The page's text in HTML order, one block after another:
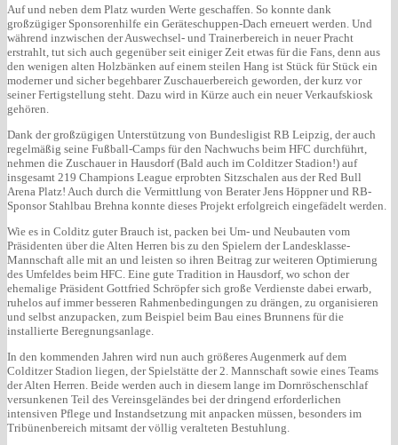
Auf und neben dem Platz wurden Werte geschaffen. So konnte dank
großzügiger Sponsorenhilfe ein Geräteschuppen-Dach erneuert werden. Und
während inzwischen der Auswechsel- und Trainerbereich in neuer Pracht
erstrahlt, tut sich auch gegenüber seit einiger Zeit etwas für die Fans, denn aus
den wenigen alten Holzbänken auf einem steilen Hang ist Stück für Stück ein
moderner und sicher begehbarer Zuschauerbereich geworden, der kurz vor
seiner Fertigstellung steht. Dazu wird in Kürze auch ein neuer Verkaufskiosk
gehören.
Dank der großzügigen Unterstützung von Bundesligist RB Leipzig, der auch
regelmäßig seine Fußball-Camps für den Nachwuchs beim HFC durchführt,
nehmen die Zuschauer in Hausdorf (Bald auch im Colditzer Stadion!) auf
insgesamt 219 Champions League erprobten Sitzschalen aus der Red Bull
Arena Platz! Auch durch die Vermittlung von Berater Jens Höppner und RB-
Sponsor Stahlbau Brehna konnte dieses Projekt erfolgreich eingefädelt werden.
Wie es in Colditz guter Brauch ist, packen bei Um- und Neubauten vom
Präsidenten über die Alten Herren bis zu den Spielern der Landesklasse-
Mannschaft alle mit an und leisten so ihren Beitrag zur weiteren Optimierung
des Umfeldes beim HFC. Eine gute Tradition in Hausdorf, wo schon der
ehemalige Präsident Gottfried Schröpfer sich große Verdienste dabei erwarb,
ruhelos auf immer besseren Rahmenbedingungen zu drängen, zu organisieren
und selbst anzupacken, zum Beispiel beim Bau eines Brunnens für die
installierte Beregnungsanlage.
In den kommenden Jahren wird nun auch größeres Augenmerk auf dem
Colditzer Stadion liegen, der Spielstätte der 2. Mannschaft sowie eines Teams
der Alten Herren. Beide werden auch in diesem lange im Dornröschenschlaf
versunkenen Teil des Vereinsgeländes bei der dringend erforderlichen
intensiven Pflege und Instandsetzung mit anpacken müssen, besonders im
Tribünenbereich mitsamt der völlig veralteten Bestuhlung.